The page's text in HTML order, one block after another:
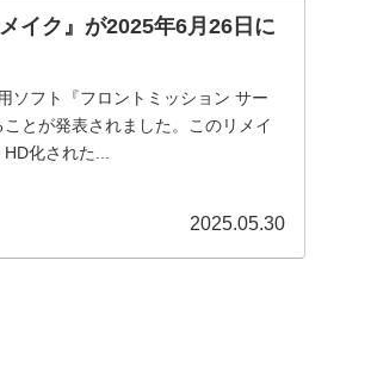
イク』が2025年6月26日に
ソフト『フロントミッション サー
とが発表されました。このリメイ
化された...
2025.05.30